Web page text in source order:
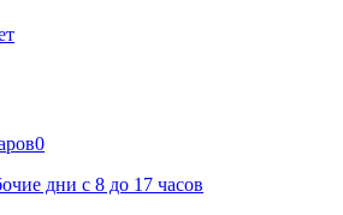
0
дни с 8 до 17 часов